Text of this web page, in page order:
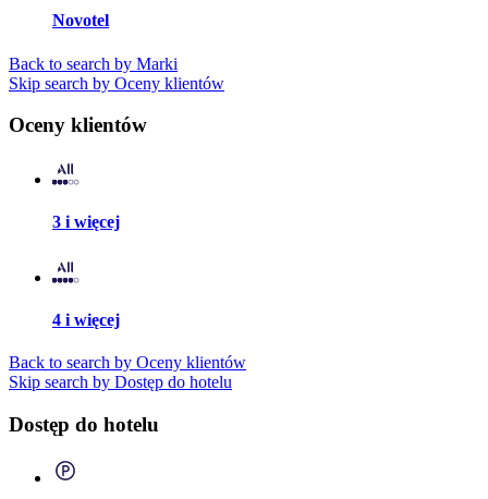
Novotel
Back to search by Marki
Skip search by Oceny klientów
Oceny klientów
3 i więcej
4 i więcej
Back to search by Oceny klientów
Skip search by Dostęp do hotelu
Dostęp do hotelu